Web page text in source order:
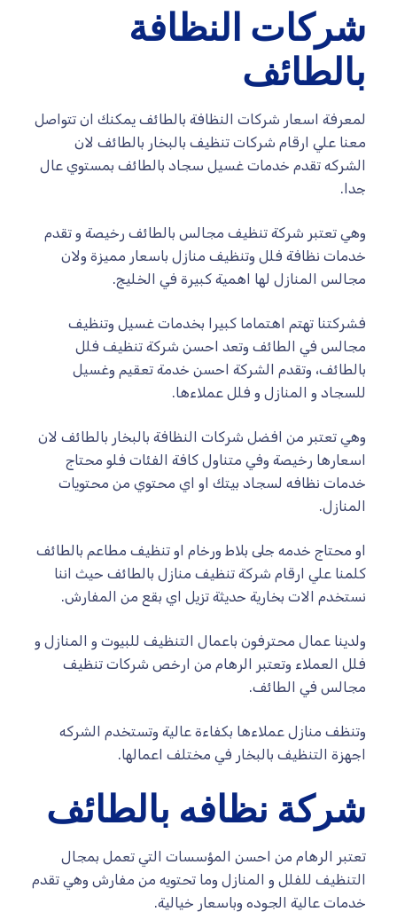
شركات النظافة
بالطائف
لمعرفة اسعار شركات النظافة بالطائف يمكنك ان تتواصل
معنا علي ارقام شركات تنظيف بالبخار بالطائف لان
الشركه تقدم خدمات غسيل سجاد بالطائف بمستوي عال
جدا.
وهي تعتبر شركة تنظيف مجالس بالطائف رخيصة و تقدم
خدمات نظافة فلل وتنظيف منازل باسعار مميزة ولان
مجالس المنازل لها اهمية كبيرة في الخليج.
فشركتنا تهتم اهتماما كبيرا بخدمات غسيل وتنظيف
مجالس في الطائف وتعد احسن شركة تنظيف فلل
بالطائف، وتقدم الشركة احسن خدمة تعقيم وغسيل
للسجاد و المنازل و فلل عملاءها.
وهي تعتبر من افضل شركات النظافة بالبخار بالطائف لان
اسعارها رخيصة وفي متناول كافة الفئات فلو محتاج
خدمات نظافه لسجاد بيتك او اي محتوي من محتويات
المنازل.
او محتاج خدمه جلى بلاط ورخام او تنظيف مطاعم بالطائف
كلمنا علي ارقام شركة تنظيف منازل بالطائف حيث اننا
نستخدم الات بخارية حديثة تزيل اي بقع من المفارش.
ولدينا عمال محترفون باعمال التنظيف للبيوت و المنازل و
فلل العملاء وتعتبر الرهام من ارخص شركات تنظيف
مجالس في الطائف.
وتنظف منازل عملاءها بكفاءة عالية وتستخدم الشركه
اجهزة التنظيف بالبخار في مختلف اعمالها.
شركة نظافه بالطائف
تعتبر الرهام من احسن المؤسسات التي تعمل بمجال
التنظيف للفلل و المنازل وما تحتويه من مفارش وهي تقدم
خدمات عالية الجوده وباسعار خيالية.